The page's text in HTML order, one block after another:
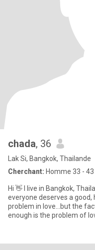
chada, 36
Lak Si, Bangkok, Thailande
Cherchant: Homme 33 - 43
Hi 👋 I live in Bangkok, Thailand.💞 👉 I am 100% female. 👉 I think
everyone deserves a
problem in love...but the
enough is the problem of